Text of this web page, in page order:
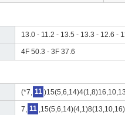
13.0 - 11.2 - 13.5 - 13.3 - 12.6 -
4F 50.3 - 3F 37.6
(*7, 11
7, 11